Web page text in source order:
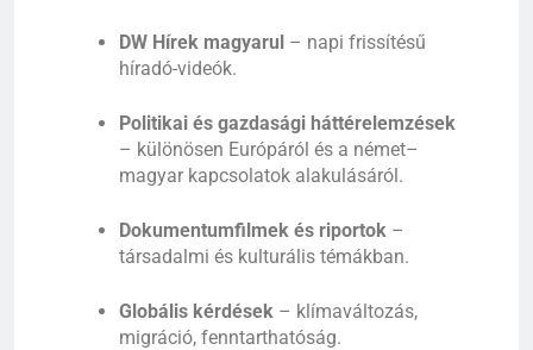
DW Hírek magyarul – napi frissítésű
híradó-videók.
Politikai és gazdasági háttérelemzések
– különösen Európáról és a német–
magyar kapcsolatok alakulásáról.
Dokumentumfilmek és riportok –
társadalmi és kulturális témákban.
Globális kérdések – klímaváltozás,
migráció, fenntarthatóság.